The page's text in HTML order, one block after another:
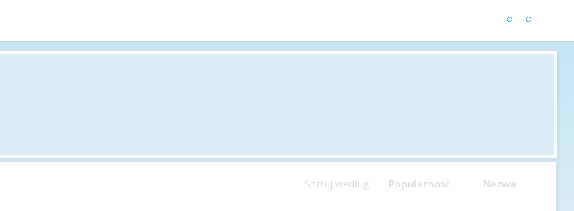
Sortuj według: Popularność Nazwa